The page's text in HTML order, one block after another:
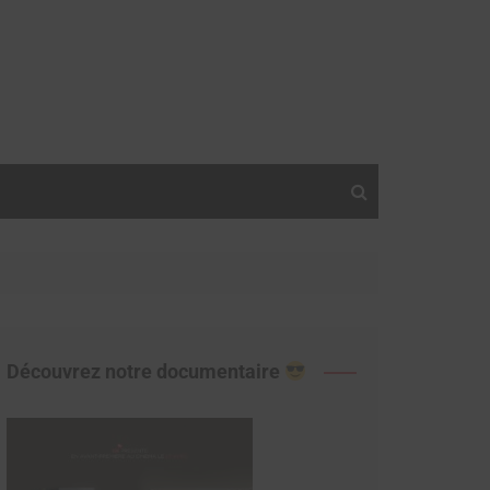
Découvrez notre documentaire